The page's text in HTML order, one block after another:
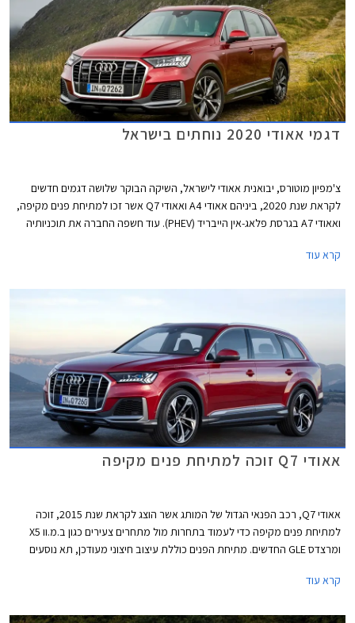
דגמי אאודי 2020 נוחתים בישראל
צ'מפיון מוטורס, יבואנית אאודי לישראל, השיקה הבוקר שלושה דגמים חדשים
לקראת שנת 2020, ביניהם אאודי A4 ואאודי Q7 אשר זכו למתיחת פנים מקיפה,
ואאודי A7 בגרסת פלאג-אין הייבריד (PHEV). עוד חשפה החברה את תוכניותיה
קרא עוד
אאודי Q7 זוכה למתיחת פנים מקיפה
אאודי Q7, רכב הפנאי הגדול של המותג אשר הוצג לקראת שנת 2015, זוכה
למתיחת פנים מקיפה כדי לעמוד בתחרות מול מתחרים צעירים כגון ב.מ.וו X5
ומרצדס GLE החדשים. מתיחת הפנים כוללת עיצוב חיצוני מעודכן, תא נוסעים
וכמובן יחידות הנעה חדשות המשלבות מערכת מיקרו היברידית במתח 48V.
קרא עוד